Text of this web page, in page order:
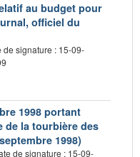
au budget pour
officiel du
de signature : 15-09-
1998 portant
de la tourbière des
1998)
de signature : 15-09-